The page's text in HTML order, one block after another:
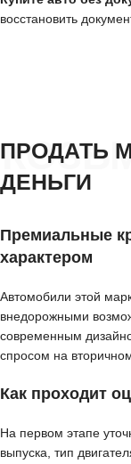
восстановить
ПРОДАТЬ
ДЕНЬГИ
Премиальные
характером
Автомобили этой
внедорожными
современным
спросом на
Как проходит
На первом этапе
выпуска, тип